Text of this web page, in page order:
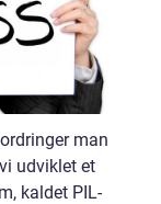
man
udviklet et
kaldet PIL-